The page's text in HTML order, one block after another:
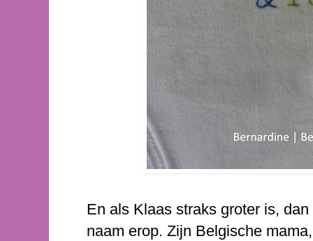
En als Klaas straks groter is,
naam erop. Zijn Belgische